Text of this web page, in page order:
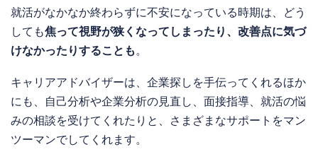
就活がなかなか終わらずに不安になっている時期は、どう
しても焦って視野が狭くなってしまったり、改善点に気づ
けなかったりすることも。
キャリアアドバイザーは、企業探しを手伝ってくれるほか
にも、自己分析や企業分析の見直し、面接指導、就活の悩
みの相談を受けてくれたりと、さまざまなサポートをマン
ツーマンでしてくれます。